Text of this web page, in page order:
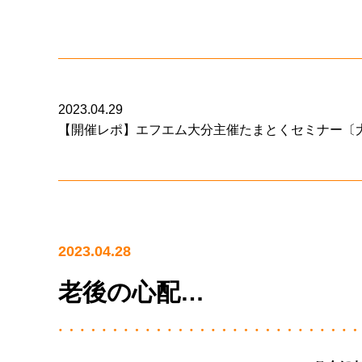
2023.04.29
【開催レポ】エフエム大分主催たまとくセミナー〔
2023.04.28
老後の心配…